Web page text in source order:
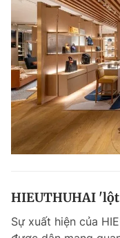
HIEUTHUHAI
Sự xuất hiện của